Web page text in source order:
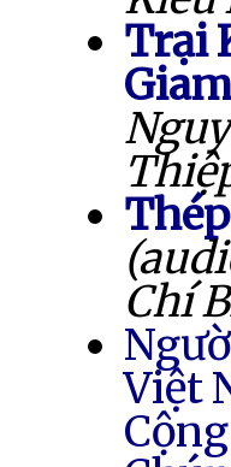
Trại
Chí
Việt